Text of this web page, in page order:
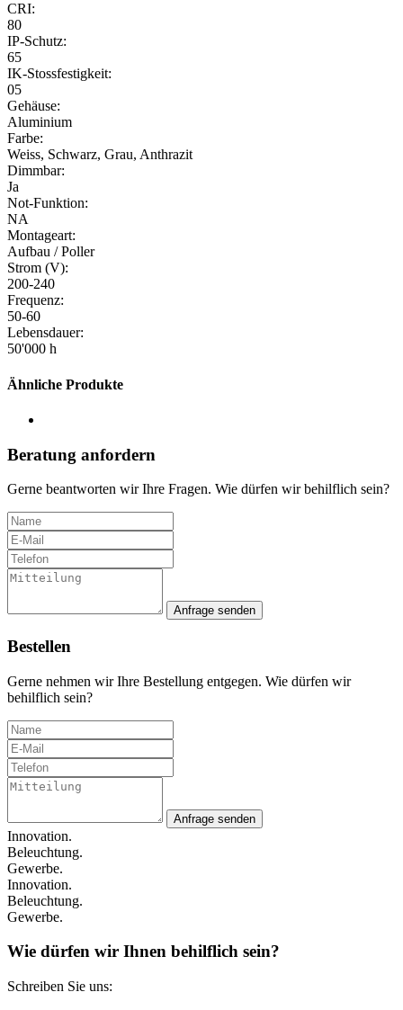
CRI:
80
IP-Schutz:
65
IK-Stossfestigkeit:
05
Gehäuse:
Aluminium
Farbe:
Weiss, Schwarz, Grau, Anthrazit
Dimmbar:
Ja
Not-Funktion:
NA
Montageart:
Aufbau / Poller
Strom (V):
200-240
Frequenz:
50-60
Lebensdauer:
50'000 h
Ähnliche Produkte
Beratung anfordern
Gerne beantworten wir Ihre Fragen. Wie dürfen wir behilflich sein?
Anfrage senden
Bestellen
Gerne nehmen wir Ihre Bestellung entgegen. Wie dürfen wir
behilflich sein?
Anfrage senden
Innovation.
Beleuchtung.
Gewerbe.
Innovation.
Beleuchtung.
Gewerbe.
Wie dürfen wir Ihnen behilflich sein?
Schreiben Sie uns: